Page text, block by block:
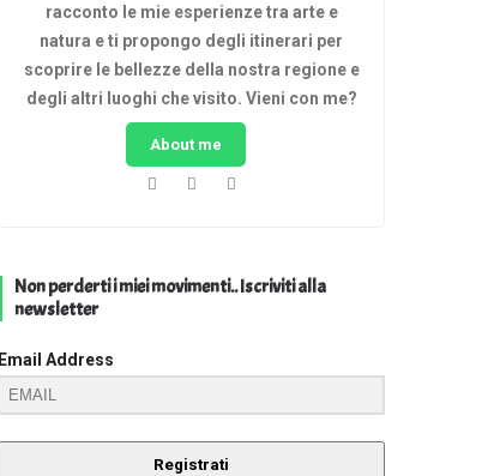
racconto le mie esperienze tra arte e
natura e ti propongo degli itinerari per
scoprire le bellezze della nostra regione e
degli altri luoghi che visito. Vieni con me?
About me
Non perderti i miei movimenti.. Iscriviti alla
newsletter
Email Address
Registrati